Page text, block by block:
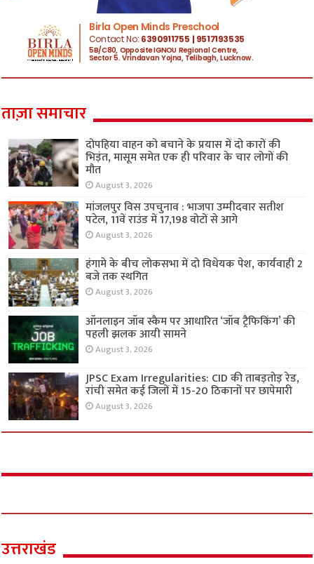
ताज़ा समाचार
दोपहिया वाहन को बचाने के प्रयास में दो कारों की
भिड़ंत, मासूम समेत एक ही परिवार के चार लोगों की
मौत
August 3, 2026
मांजलपुर विस उपचुनाव : भाजपा उम्मीदवार सतीश
पटेल, 11वें राउंड में 17,198 वोटों से आगे
August 3, 2026
हंगामे के बीच लोकसभा में दो विधेयक पेश, कार्यवाही 2
बजे तक स्थगित
August 3, 2026
ऑनलाइन जॉब स्कैम पर आधारित ‘जॉब ट्रैफिकिंग’ की
पहली झलक आयी सामने
August 3, 2026
JPSC Exam Irregularities: CID की ताबड़तोड़ रेड,
रांची समेत कई जिलों में 15-20 ठिकानों पर छापेमारी
August 3, 2026
उत्तराखंड